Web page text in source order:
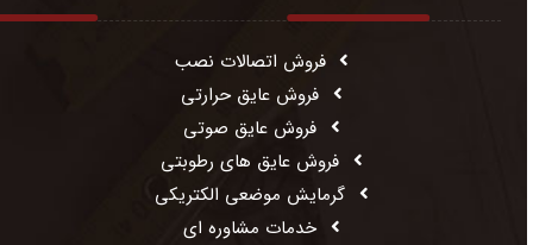
فروش اتصالات نصب
فروش عایق حرارتی
فروش عایق صوتی
فروش عایق های رطوبتی
گرمایش موضعی الکتریکی
خدمات مشاوره ای